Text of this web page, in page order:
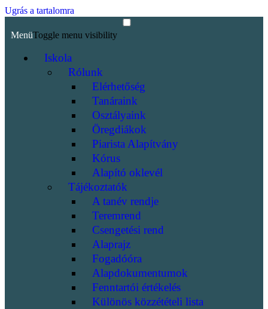
Ugrás a tartalomra
MenüToggle menu visibility
Iskola
Rólunk
Elérhetőség
Tanáraink
Osztályaink
Öregdiákok
Piarista Alapítvány
Kórus
Alapító oklevél
Tájékoztatók
A tanév rendje
Teremrend
Csengetési rend
Alaprajz
Fogadóóra
Alapdokumentumok
Fenntartói értékelés
Különös közzétételi lista